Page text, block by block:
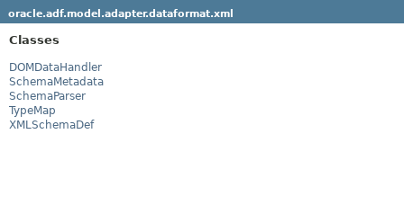
oracle.adf.model.adapter.dataformat.xml
Classes
DOMDataHandler
SchemaMetadata
SchemaParser
TypeMap
XMLSchemaDef